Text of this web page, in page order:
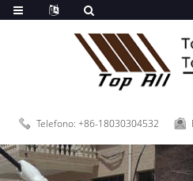
Telefono: +86-18030304532